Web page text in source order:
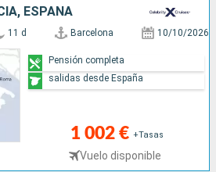
ESPAÑA
11 d Barcelona 10/10/2026
1 002 € +Tasas
Vuelo disponible
Pensión completa
salidas desde España